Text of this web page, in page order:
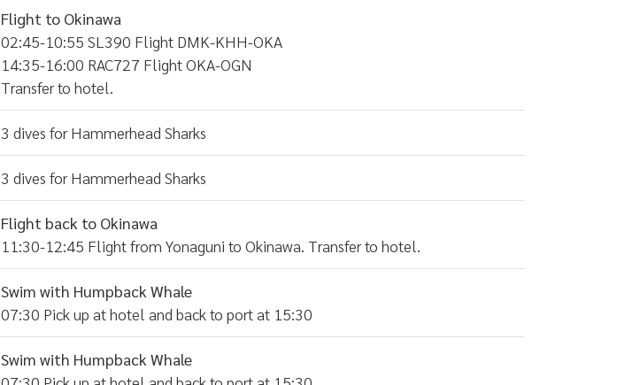
Flight to Okinawa
02:45-10:55 SL390 Flight DMK-KHH-OKA
14:35-16:00 RAC727 Flight OKA-OGN
Transfer to hotel.
3 dives for Hammerhead Sharks
3 dives for Hammerhead Sharks
Flight back to Okinawa
11:30-12:45 Flight from Yonaguni to Okinawa. Transfer to hotel.
Swim with Humpback Whale
07:30 Pick up at hotel and back to port at 15:30
Swim with Humpback Whale